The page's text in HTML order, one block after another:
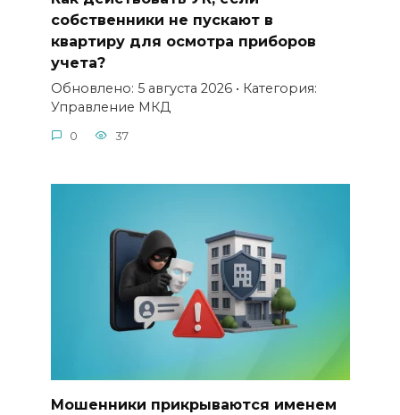
собственники не пускают в
квартиру для осмотра приборов
учета?
Обновлено: 5 августа 2026 • Категория:
Управление МКД
0 37
Мошенники прикрываются именем